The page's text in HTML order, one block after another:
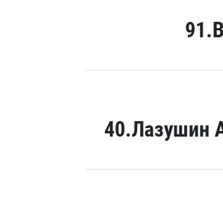
40.Лазушин